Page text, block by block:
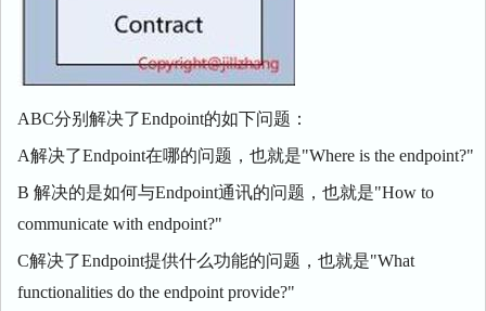
ABC分别解决了Endpoint的如下问题：
A解决了Endpoint在哪的问题，也就是"Where is the endpoint?"
B 解决的是如何与Endpoint通讯的问题，也就是"How to
communicate with endpoint?"
C解决了Endpoint提供什么功能的问题，也就是"What
functionalities do the endpoint provide?"